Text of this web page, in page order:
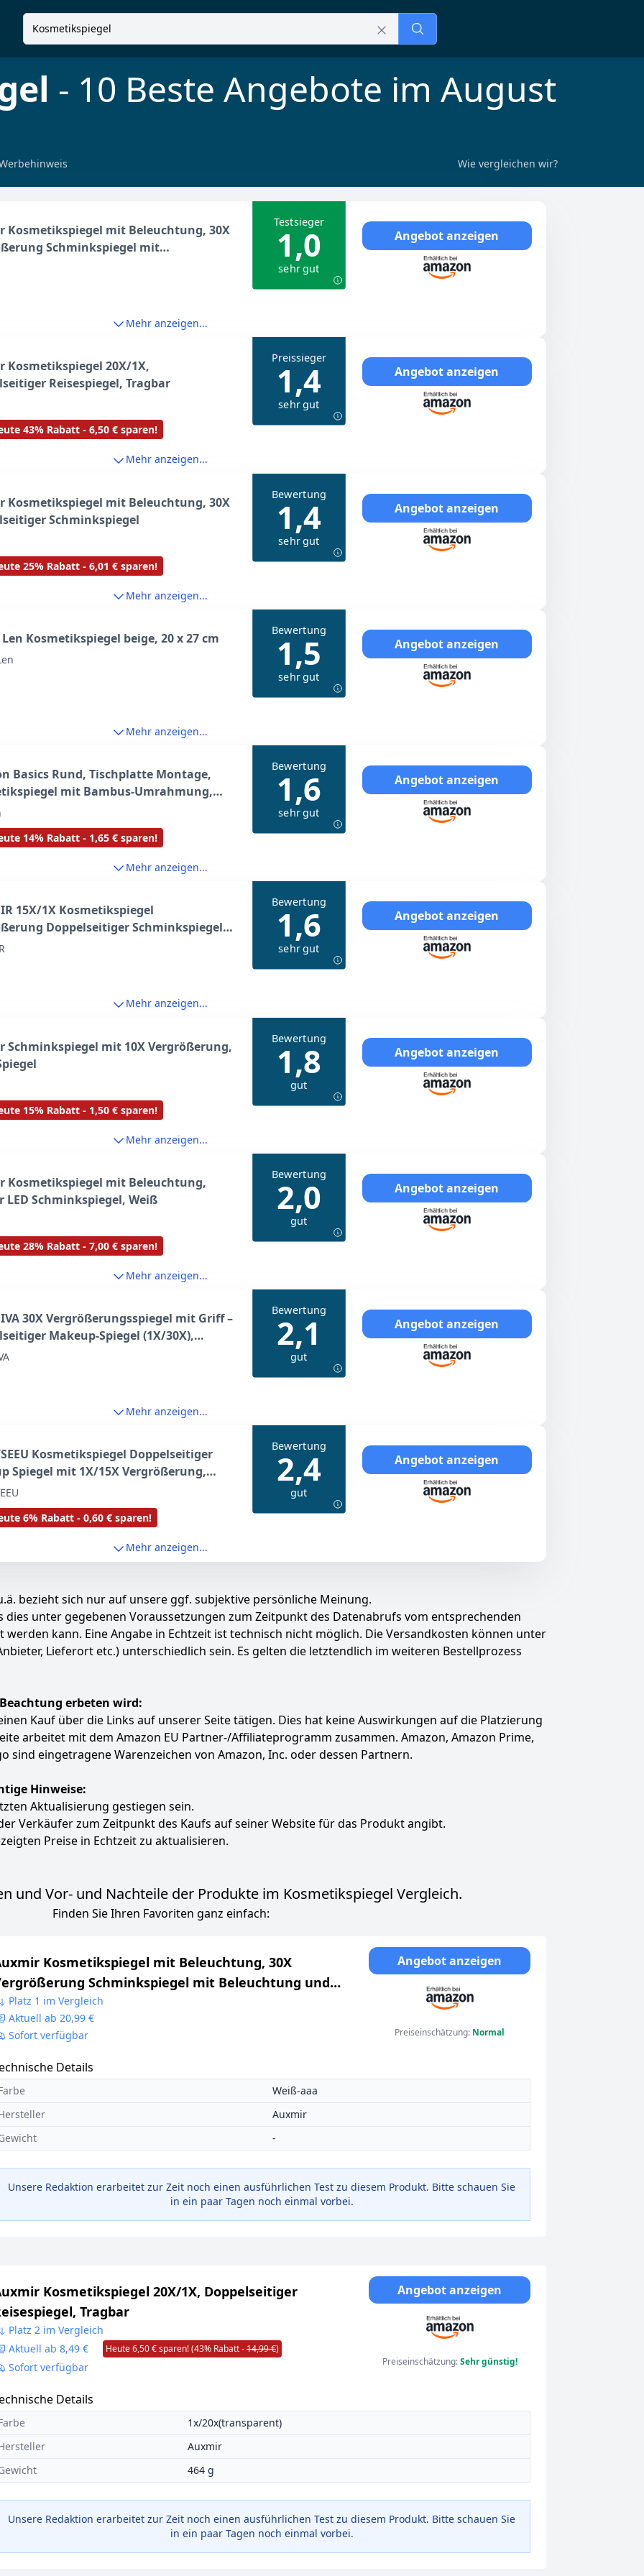
- 10 Beste Angebote im August
Wie vergleichen wir?
Kosmetikspiegel mit Beleuchtung, 30X
Schminkspiegel mit
und Stark Saugnapf, 3 Farben
Testsieger
1,0
sehr gut
Angebot anzeigen
Mehr anzeigen...
Kosmetikspiegel 20X/1X,
Reisespiegel, Tragbar
43% Rabatt - 6,50 € sparen!
Preissieger
1,4
sehr gut
Angebot anzeigen
Mehr anzeigen...
Kosmetikspiegel mit Beleuchtung, 30X
Schminkspiegel
25% Rabatt - 6,01 € sparen!
Bewertung
1,4
sehr gut
Angebot anzeigen
Mehr anzeigen...
Len Kosmetikspiegel beige, 20 x 27 cm
Bewertung
1,5
sehr gut
Angebot anzeigen
Mehr anzeigen...
Basics Rund, Tischplatte Montage,
mit Bambus-Umrahmung,
1-fach/5-fach, 18.3 x 7.3 x 20.7
14% Rabatt - 1,65 € sparen!
Bewertung
1,6
sehr gut
Angebot anzeigen
Mehr anzeigen...
15X/1X Kosmetikspiegel
Doppelseitiger Schminkspiegel
Tischspiegel für Make Up
Bewertung
1,6
sehr gut
Angebot anzeigen
Mehr anzeigen...
Schminkspiegel mit 10X Vergrößerung,
15% Rabatt - 1,50 € sparen!
Bewertung
1,8
gut
Angebot anzeigen
Mehr anzeigen...
Kosmetikspiegel mit Beleuchtung,
LED Schminkspiegel, Weiß
28% Rabatt - 7,00 € sparen!
Bewertung
2,0
gut
Angebot anzeigen
Mehr anzeigen...
30X Vergrößerungsspiegel mit Griff –
Makeup-Spiegel (1X/30X),
tragbar für präzises Make-up
Bewertung
2,1
gut
Angebot anzeigen
Mehr anzeigen...
Kosmetikspiegel Doppelseitiger
Spiegel mit 1X/15X Vergrößerung,
Tischspiegel, High Definition
für Schminken Makeup und
6% Rabatt - 0,60 € sparen!
Bewertung
2,4
gut
Angebot anzeigen
Mehr anzeigen...
bezieht sich nur auf unsere ggf. subjektive persönliche Meinung.
unter gegebenen Voraussetzungen zum Zeitpunkt des Datenabrufs vom entsprechenden
kann. Eine Angabe in Echtzeit ist technisch nicht möglich. Die Versandkosten können unter
Lieferort etc.) unterschiedlich sein. Es gelten die letztendlich im weiteren Bestellprozess
erbeten wird:
Kauf über die Links auf unserer Seite tätigen. Dies hat keine Auswirkungen auf die Platzierung
arbeitet mit dem Amazon EU Partner-/Affiliateprogramm zusammen. Amazon, Amazon Prime,
sind eingetragene Warenzeichen von Amazon, Inc. oder dessen Partnern.
Hinweise:
Aktualisierung gestiegen sein.
Verkäufer zum Zeitpunkt des Kaufs auf seiner Website für das Produkt angibt.
Preise in Echtzeit zu aktualisieren.
und Vor- und Nachteile der Produkte im Kosmetikspiegel Vergleich.
Finden Sie Ihren Favoriten ganz einfach:
Kosmetikspiegel mit Beleuchtung, 30X
Schminkspiegel mit Beleuchtung und
Saugnapf, 3 Farben Modi, 8 Zoll Dimmbar
mit Licht, 360° Schwenkbar
Platz 1 im Vergleich
Aktuell ab 20,99 €
Sofort verfügbar
Angebot anzeigen
Preiseinschätzung: Normal
Details
Weiß-aaa
Auxmir
-
Unsere Redaktion erarbeitet zur Zeit noch einen ausführlichen Test zu diesem Produkt. Bitte schauen Sie
in ein paar Tagen noch einmal vorbei.
Kosmetikspiegel 20X/1X, Doppelseitiger
Tragbar
Platz 2 im Vergleich
Aktuell ab 8,49 €
Heute 6,50 € sparen! (43% Rabatt -14,99 €)
Sofort verfügbar
Angebot anzeigen
Preiseinschätzung:Sehr günstig!
Details
1x/20x(transparent)
Auxmir
464 g
Unsere Redaktion erarbeitet zur Zeit noch einen ausführlichen Test zu diesem Produkt. Bitte schauen Sie
in ein paar Tagen noch einmal vorbei.